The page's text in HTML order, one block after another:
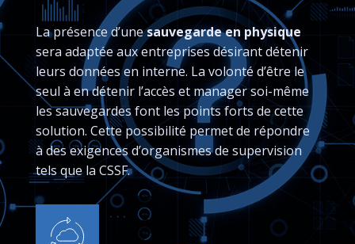
La présence d’unesauvegarde en physique
sera adaptée aux entreprises désirant détenir
leurs données en interne. La volonté d’être le
seul à en détenir l’accès et manager soi-même
les sauvegardes font les points forts de cette
solution. Cette possibilité permet de répondre
à des exigences d’organismes de supervision
tels que la CSSF.